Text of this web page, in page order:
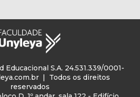
S.A. 24.531.339/0001-
| Todos os direitos
reservados